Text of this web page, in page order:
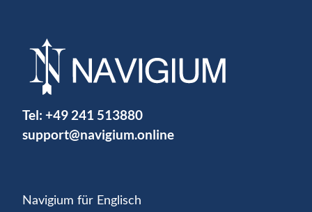
Tel: +49 241 513880
support@navigium.online
Navigium für Englisch